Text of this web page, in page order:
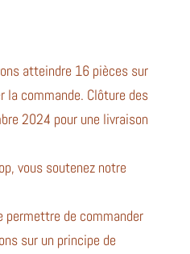
atteindre 16 pièces sur
commande. Clôture des
2024 pour une livraison
vous soutenez notre
permettre de commander
sur un principe de